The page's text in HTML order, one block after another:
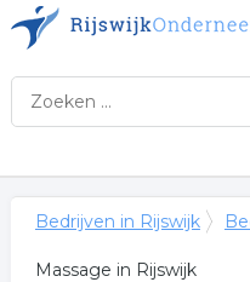
Bedrijven in Rijswijk
Massage in Rijswijk